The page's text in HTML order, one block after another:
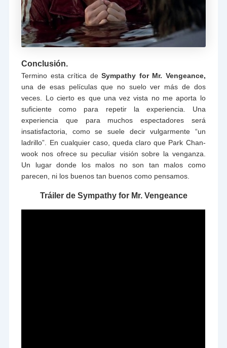
Conclusión.
Termino esta crítica deSympathy for Mr. Vengeance,
una de esas películas que no suelo ver más de dos
veces. Lo cierto es que una vez vista no me aporta lo
suficiente como para repetir la experiencia. Una
experiencia que para muchos espectadores será
insatisfactoria, como se suele decir vulgarmente “un
ladrillo”. En cualquier caso, queda claro que Park Chan-
wook nos ofrece su peculiar visión sobre la venganza.
Un lugar donde los malos no son tan malos como
parecen, ni los buenos tan buenos como pensamos.
Tráiler de Sympathy for Mr. Vengeance